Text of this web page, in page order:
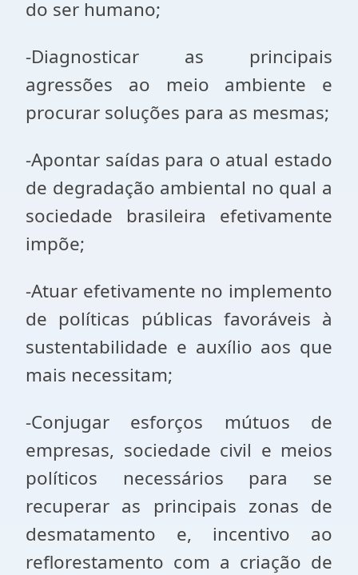
do ser humano;
-Diagnosticar as principais
agressões ao meio ambiente e
procurar soluções para as mesmas;
-Apontar saídas para o atual estado
de degradação ambiental no qual a
sociedade brasileira efetivamente
impõe;
-Atuar efetivamente no implemento
de políticas públicas favoráveis à
sustentabilidade e auxílio aos que
mais necessitam;
-Conjugar esforços mútuos de
empresas, sociedade civil e meios
políticos necessários para se
recuperar as principais zonas de
desmatamento e, incentivo ao
reflorestamento com a criação de